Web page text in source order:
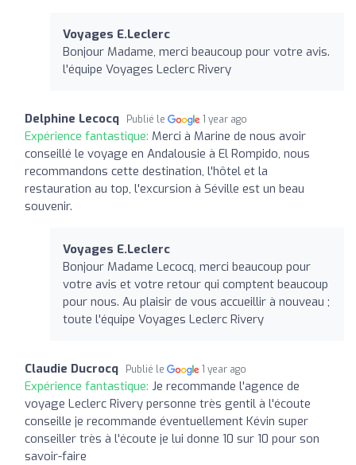
Voyages E.Leclerc
Bonjour Madame, merci beaucoup pour votre avis.
l'équipe Voyages Leclerc Rivery
Delphine Lecocq Publié le 1 year ago
Expérience fantastique: Merci à Marine de nous avoir
conseillé le voyage en Andalousie à El Rompido, nous
recommandons cette destination, l'hôtel et la
restauration au top, l'excursion à Séville est un beau
souvenir.
Voyages E.Leclerc
Bonjour Madame Lecocq, merci beaucoup pour
votre avis et votre retour qui comptent beaucoup
pour nous. Au plaisir de vous accueillir à nouveau ;
toute l'équipe Voyages Leclerc Rivery
Claudie Ducrocq Publié le 1 year ago
Expérience fantastique: Je recommande l'agence de
voyage Leclerc Rivery personne très gentil à l'écoute
conseille je recommande éventuellement Kévin super
conseiller très à l'écoute je lui donne 10 sur 10 pour son
savoir-faire